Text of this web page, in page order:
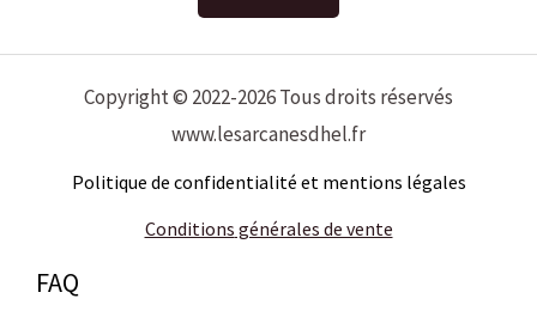
Copyright © 2022-2026 Tous droits réservés
www.lesarcanesdhel.fr
Politique de confidentialité et mentions légales
Conditions générales de vente
FAQ